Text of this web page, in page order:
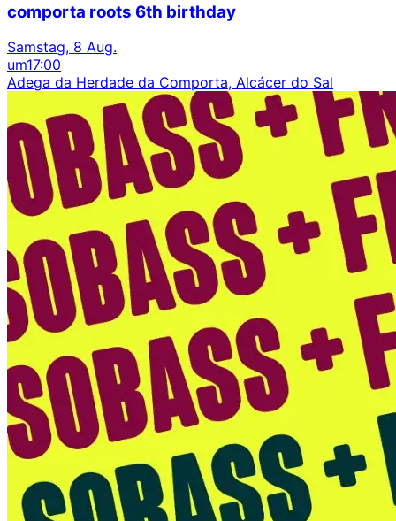
comporta roots 6th birthday
Samstag, 8 Aug.
um17:00
Adega da Herdade da Comporta, Alcácer do Sal